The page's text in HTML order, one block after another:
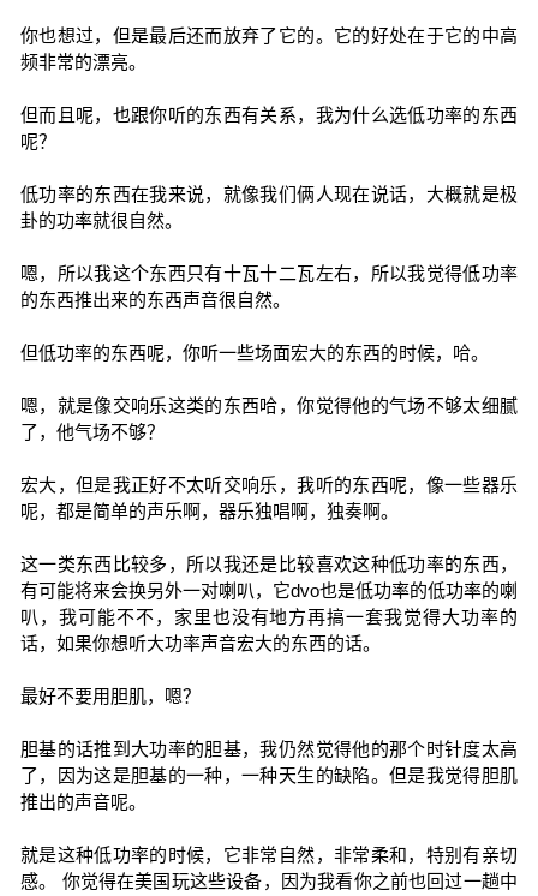
你也想过，但是最后还而放弃了它的。它的好处在于它的中高
频非常的漂亮。
但而且呢，也跟你听的东西有关系，我为什么选低功率的东西
呢？
低功率的东西在我来说，就像我们俩人现在说话，大概就是极
卦的功率就很自然。
嗯，所以我这个东西只有十瓦十二瓦左右，所以我觉得低功率
的东西推出来的东西声音很自然。
但低功率的东西呢，你听一些场面宏大的东西的时候，哈。
嗯，就是像交响乐这类的东西哈，你觉得他的气场不够太细腻
了，他气场不够？
宏大，但是我正好不太听交响乐，我听的东西呢，像一些器乐
呢，都是简单的声乐啊，器乐独唱啊，独奏啊。
这一类东西比较多，所以我还是比较喜欢这种低功率的东西，
有可能将来会换另外一对喇叭，它dvo也是低功率的低功率的喇
叭，我可能不不，家里也没有地方再搞一套我觉得大功率的
话，如果你想听大功率声音宏大的东西的话。
最好不要用胆肌，嗯？
胆基的话推到大功率的胆基，我仍然觉得他的那个时针度太高
了，因为这是胆基的一种，一种天生的缺陷。但是我觉得胆肌
推出的声音呢。
就是这种低功率的时候，它非常自然，非常柔和，特别有亲切
感。 你觉得在美国玩这些设备，因为我看你之前也回过一趟中